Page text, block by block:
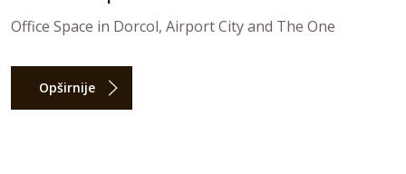
Office Space in Dorcol, Airport City and The One
Opširnije